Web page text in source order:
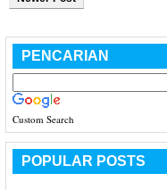
PENCARIAN
Custom Search
POPULAR POSTS